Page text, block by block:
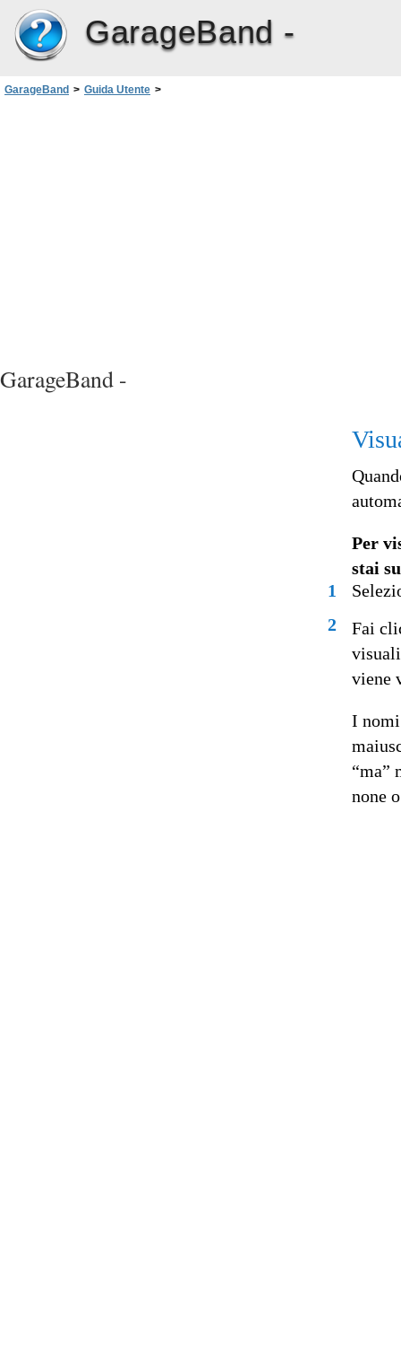
GarageBand -
GarageBand > Guida Utente >
GarageBand -
Per
stai
1
2
Fai
viene
I
“ma”
none